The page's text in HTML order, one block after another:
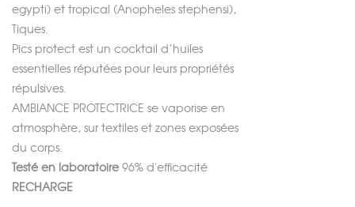
egypti) et tropical (Anopheles stephensi),
Tiques.
Pics protect est un cocktail d’huiles
essentielles réputées pour leurs propriétés
répulsives.
AMBIANCE PROTECTRICE se vaporise en
atmosphère, sur textiles et zones exposées
du corps.
Testé en laboratoire 96% d'efficacité
RECHARGE